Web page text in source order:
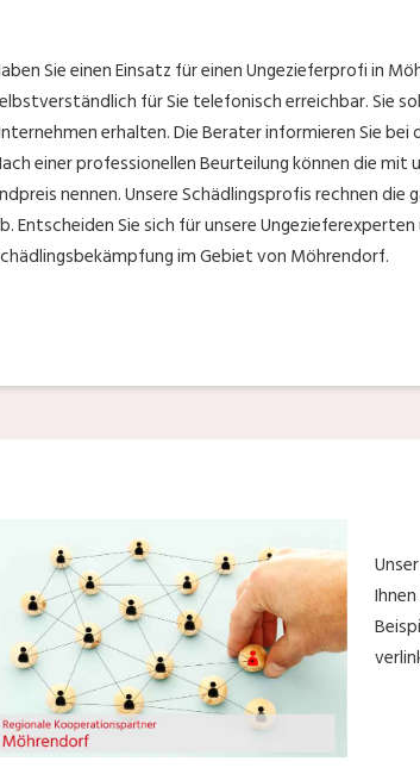
Sie einen Einsatz für einen Ungezieferprofi in
für Sie telefonisch erreichbar. Sie
erhalten. Die Berater informieren Sie
einer professionellen Beurteilung können die mit
nennen. Unsere Schädlingsprofis rechnen
Entscheiden Sie sich für unsere
im Gebiet von Möhrendorf.